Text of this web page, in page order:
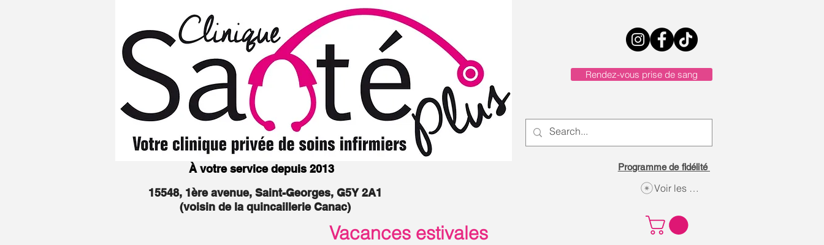
À votre service depuis 2013
15548, 1ère avenue, Saint-Georges, G5Y 2A1
(voisin de la quincaillerie Canac)
Rendez-vous prise de sang
Programme de fidélité
Voir les points
Vacances estivales